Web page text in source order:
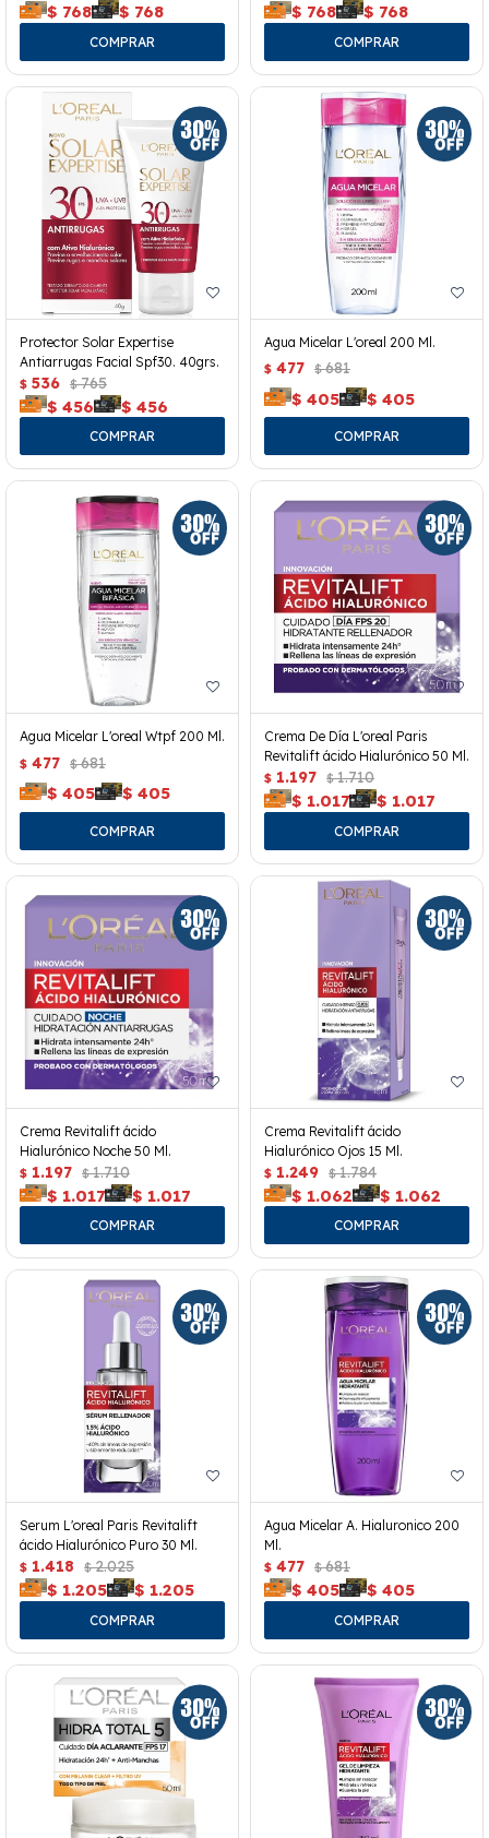
$ 768 $ 768 $ 768 $ 768
Protector Solar Expertise
Antiarrugas Facial Spf30. 40grs.
$ 536 $ 765
$ 456 $ 456
Agua Micelar L'oreal 200 Ml.
$ 477 $ 681
$ 405 $ 405
Agua Micelar L'oreal Wtpf 200 Ml.
$ 477 $ 681
$ 405 $ 405
Crema De Día L'oreal Paris
Revitalift ácido Hialurónico 50 Ml.
$ 1.197 $ 1.710
$ 1.017 $ 1.017
Crema Revitalift ácido
Hialurónico Noche 50 Ml.
$ 1.197 $ 1.710
$ 1.017 $ 1.017
Crema Revitalift ácido
Hialurónico Ojos 15 Ml.
$ 1.249 $ 1.784
$ 1.062 $ 1.062
Serum L'oreal Paris Revitalift
ácido Hialurónico Puro 30 Ml.
$ 1.418 $ 2.025
$ 1.205 $ 1.205
Agua Micelar A. Hialuronico 200
Ml.
$ 477 $ 681
$ 405 $ 405